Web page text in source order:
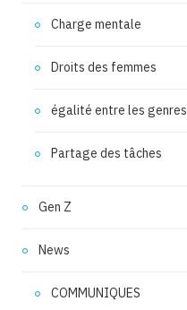
Charge mentale
Droits des femmes
égalité entre les genres
Partage des tâches
Gen Z
News
COMMUNIQUES